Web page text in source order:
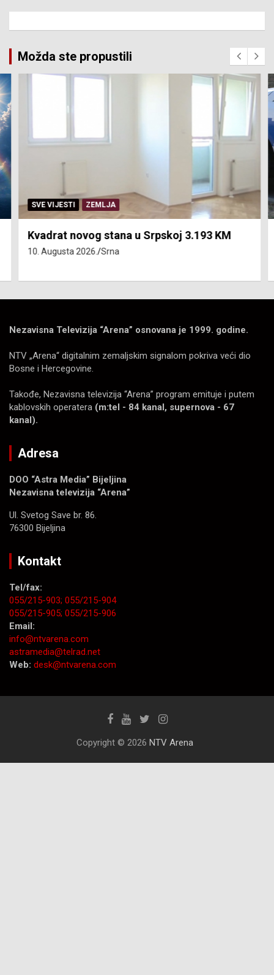
Možda ste propustili
SVE VIJESTI ZEMLJA
Kvadrat novog stana u Srpskoj 3.193 KM
10. Augusta 2026. Srna
Nezavisna Televizija “Arena” osnovana je 1999. godine.
NTV „Arena“ digitalnim zemaljskim signalom pokriva veći dio
Bosne i Hercegovine.
Takođe, Nezavisna televizija “Arena” program emituje i putem
kablovskih operatera (m:tel - 84 kanal, supernova - 67
kanal).
Adresa
DOO “Astra Media” Bijeljina
Nezavisna televizija “Arena”
Ul. Svetog Save br. 86.
76300 Bijeljina
Kontakt
Tel/fax:
055/215-903; 055/215-904
055/215-905; 055/215-906
Email:
info@ntvarena.com
astramedia@telrad.net
Web: desk@ntvarena.com
Copyright © 2026 NTV Arena